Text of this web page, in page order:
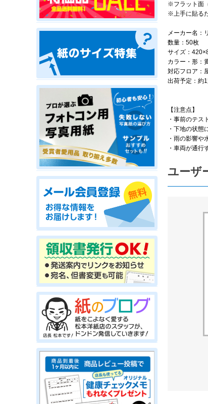
※フラット面
※上手に貼る
メーカー名：
数量：50枚
サイズ：
カラー・形：
対応フロア：
出荷予定：約
【注意点】
・事前のテス
・下地の状態
・雨の影響や
・車両が通行
ユーザ